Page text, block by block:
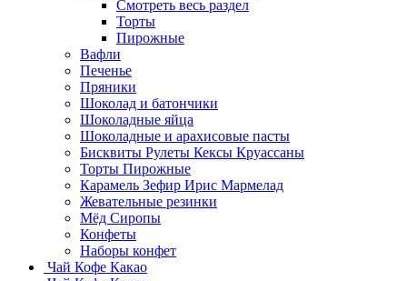
Смотреть весь раздел
Торты
Пирожные
Вафли
Печенье
Пряники
Шоколад и батончики
Шоколадные яйца
Шоколадные и арахисовые пасты
Бисквиты Рулеты Кексы Круассаны
Торты Пирожные
Карамель Зефир Ирис Мармелад
Жевательные резинки
Мёд Сиропы
Конфеты
Наборы конфет
Чай Кофе Какао